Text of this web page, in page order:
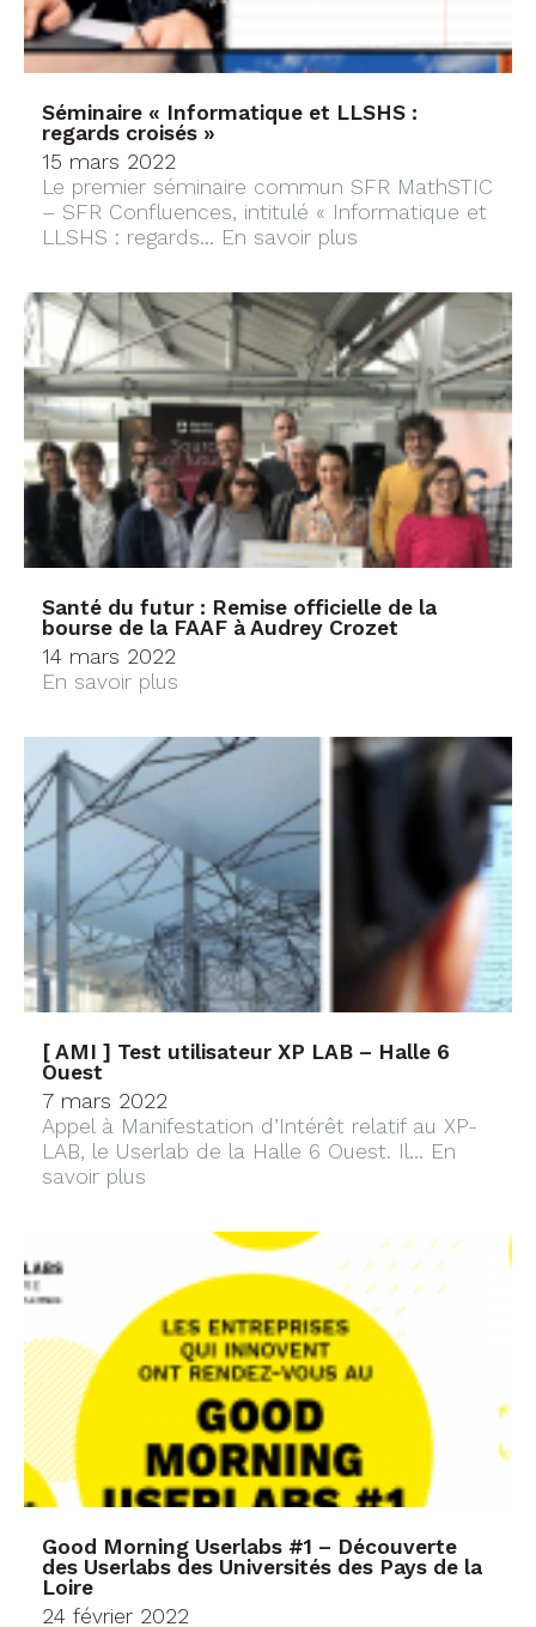
Séminaire « Informatique et LLSHS :
regards croisés »
15 mars 2022
Le premier séminaire commun SFR MathSTIC
– SFR Confluences, intitulé « Informatique et
LLSHS : regards... En savoir plus
Santé du futur : Remise officielle de la
bourse de la FAAF à Audrey Crozet
14 mars 2022
En savoir plus
[ AMI ] Test utilisateur XP LAB – Halle 6
Ouest
7 mars 2022
Appel à Manifestation d’Intérêt relatif au XP-
LAB, le Userlab de la Halle 6 Ouest. Il... En
savoir plus
Good Morning Userlabs #1 – Découverte
des Userlabs des Universités des Pays de la
Loire
24 février 2022